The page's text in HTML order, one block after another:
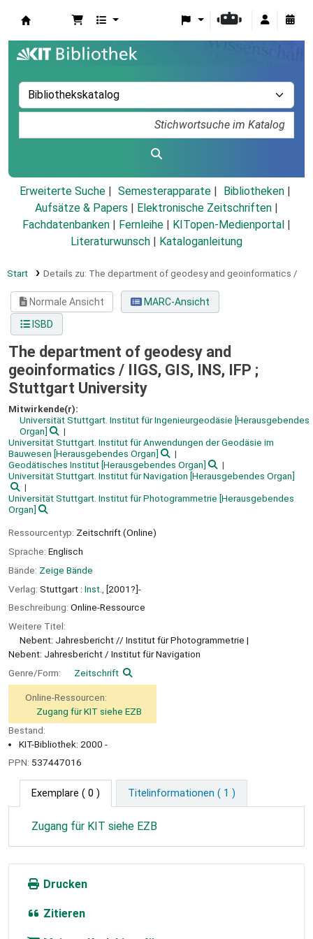
Erweiterte Suche Semesterapparate
Bibliotheken
Aufsätze & Papers
Elektronische Zeitschriften
Fachdatenbanken
Fernleihe KITopen-Medienportal
Literaturwunsch
Kataloganleitung
Start Details zu: The department of geodesy and geoinformatics /
Normale Ansicht
MARC-Ansicht
ISBD
The department of geodesy and
geoinformatics /
IIGS, GIS, INS, IFP ;
Stuttgart University
Mitwirkende(r):
Universität Stuttgart. Institut für Ingenieurgeodäsie [Herausgebendes
Organ]
Universität Stuttgart. Institut für Anwendungen der Geodäsie im
Bauwesen [Herausgebendes Organ]
Geodätisches Institut [Herausgebendes Organ]
Universität Stuttgart. Institut für Navigation [Herausgebendes Organ]
Universität Stuttgart. Institut für Photogrammetrie [Herausgebendes
Organ]
Ressourcentyp: Zeitschrift (Online)
Sprache: Englisch
Bände: Zeige Bände
Verlag: Stuttgart : Inst., [2001?]-
Beschreibung: Online-Ressource
Weitere Titel:
Nebent: Jahresbericht // Institut für Photogrammetrie
Nebent: Jahresbericht / Institut für Navigation
Genre/Form:
Zeitschrift
Online-Ressourcen:
Zugang für KIT siehe EZB
Bestand:
KIT-Bibliothek: 2000 -
PPN: 537447016
Exemplare ( 0 ) Titelinformationen ( 1 )
Zugang für KIT siehe EZB
Drucken
Zitieren